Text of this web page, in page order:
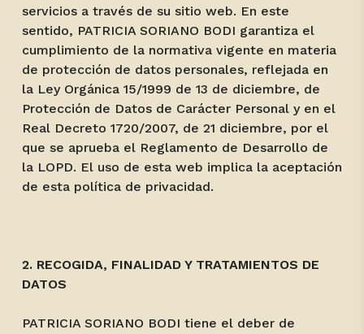
servicios a través de su sitio web. En este
sentido, PATRICIA SORIANO BODI garantiza el
cumplimiento de la normativa vigente en materia
de protección de datos personales, reflejada en
la Ley Orgánica 15/1999 de 13 de diciembre, de
Protección de Datos de Carácter Personal y en el
Real Decreto 1720/2007, de 21 diciembre, por el
que se aprueba el Reglamento de Desarrollo de
la LOPD. El uso de esta web implica la aceptación
de esta política de privacidad.
2. RECOGIDA, FINALIDAD Y TRATAMIENTOS DE
DATOS
PATRICIA SORIANO BODI tiene el deber de